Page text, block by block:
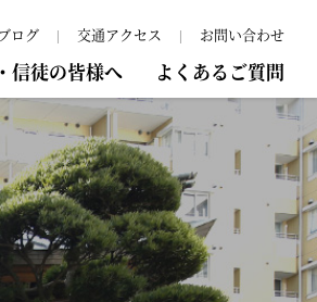
信徒の皆様へ よくあるご質問
ブログ 交通アクセス お問い合わせ